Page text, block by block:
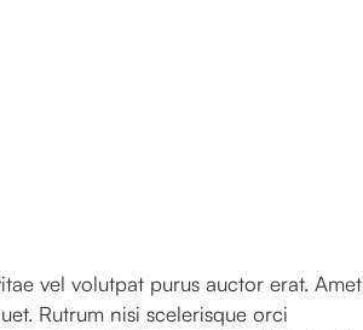
vel volutpat purus auctor erat. Amet
Rutrum nisi scelerisque orci